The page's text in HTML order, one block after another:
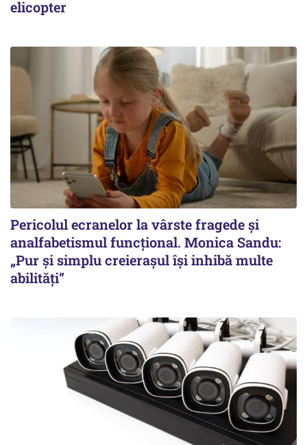
elicopter
Pericolul ecranelor la vârste fragede și
analfabetismul funcțional. Monica Sandu:
„Pur și simplu creierașul își inhibă multe
abilități”